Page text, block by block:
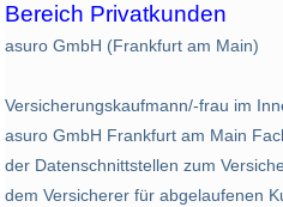
Bereich Privatkunden
asuro GmbH (Frankfurt am Main)
Versicherungskaufmann/-frau im
asuro GmbH Frankfurt am Main
der Datenschnittstellen zum
dem Versicherer für abgelaufenen